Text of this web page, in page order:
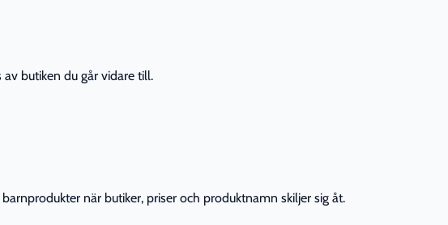
butiken du går vidare till.
när butiker, priser och produktnamn skiljer sig åt.